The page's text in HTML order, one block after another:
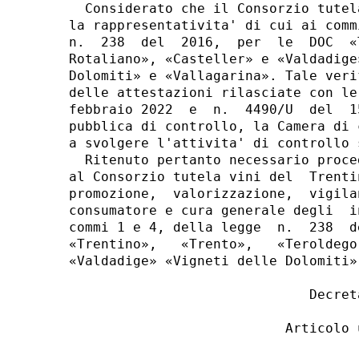
Considerato che il Consorzio
la rappresentativita' di cui ai
n.  238  del  2016,  per  le  DOC
Rotaliano», «Casteller» e
Dolomiti» e «Vallagarina». Tale
delle attestazioni rilasciate con le
febbraio 2022  e  n.  4490/U  del
pubblica di controllo, la Camera di
a svolgere l'attivita' di controllo
Ritenuto pertanto necessario
al Consorzio tutela vini del
promozione,  valorizzazione,
consumatore e cura generale
commi 1 e 4, della legge  n.  238
«Trentino»,   «Trento»,
«Valdadige» «Vigneti delle